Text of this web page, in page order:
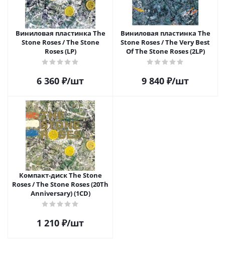
Виниловая пластинка The
Stone Roses / The Stone
Roses (LP)
6 360 ₽/шт
Виниловая пластинка The
Stone Roses / The Very Best
Of The Stone Roses (2LP)
9 840 ₽/шт
Компакт-диск The Stone
Roses / The Stone Roses (20Th
Anniversary) (1CD)
1 210 ₽/шт